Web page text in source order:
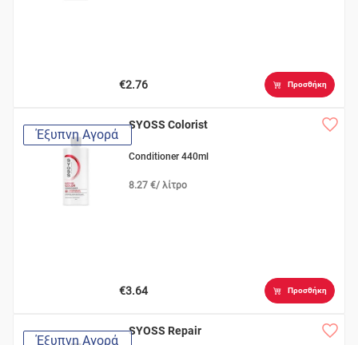
€2.76 Προσθήκη
Έξυπνη Αγορά
SYOSS Colorist
Conditioner 440ml
8.27 €/ λίτρο
€3.64 Προσθήκη
Έξυπνη Αγορά
SYOSS Repair